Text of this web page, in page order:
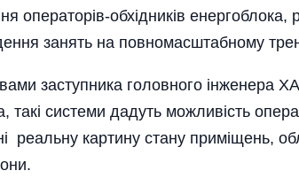
операторів-обхідників
занять на повномасштабному
заступника головного інженера­
такі системи дадуть можливість
реальну картину стану при­міщень,